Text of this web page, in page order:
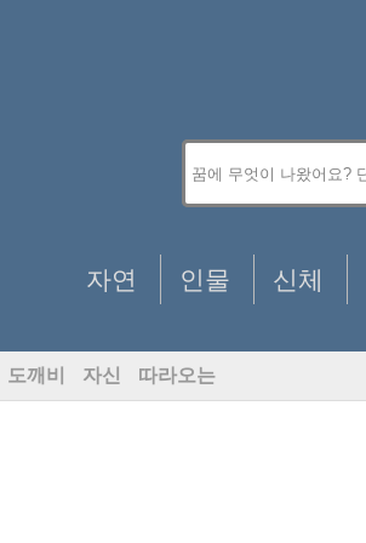
자연 인물 신체
도깨비 자신 따라오는